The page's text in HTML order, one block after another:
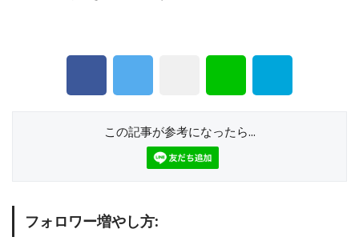
この記事が参考になったら...
フォロワー増やし方: